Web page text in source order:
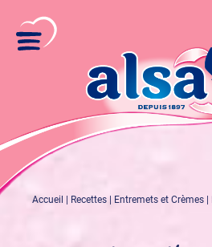
Accueil Recettes Entremets et Crèmes